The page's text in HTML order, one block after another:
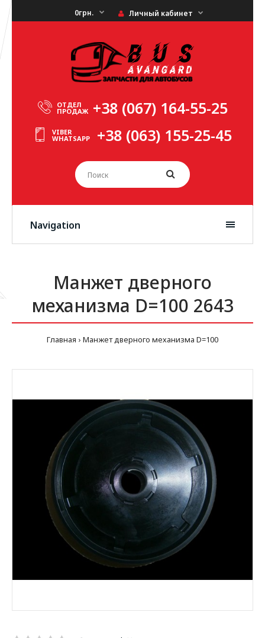
0грн. Личный кабинет
ОТДЕЛ
ПРОДАЖ +38 (067) 164-55-25
VIBER
WHATSAPP +38 (063) 155-25-45
Navigation
Манжет дверного
механизма D=100 2643
Главная Манжет дверного механизма D=100